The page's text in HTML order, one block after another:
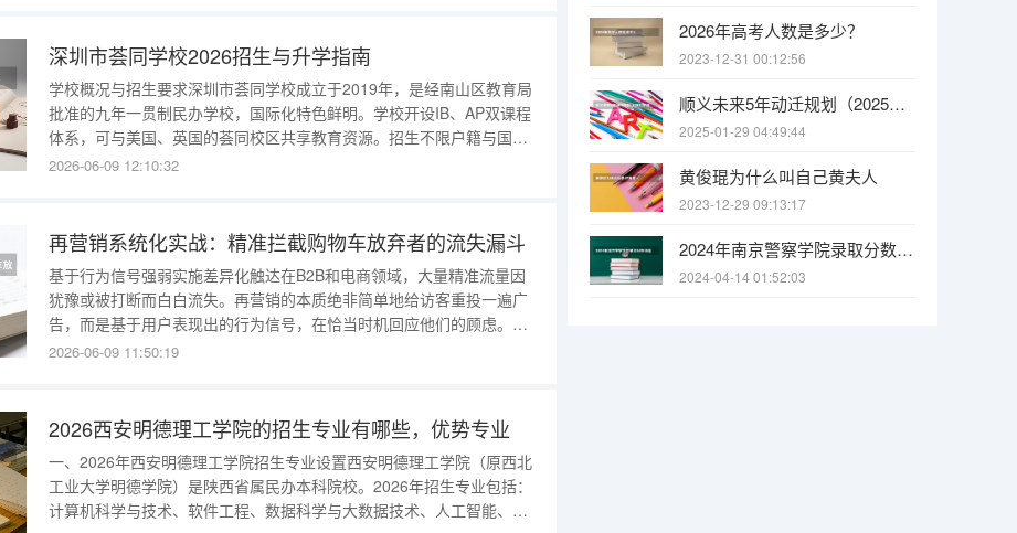
理、数据挖掘等
深圳市荟同学校2026招生与升学指南
学校概况与招生要求深圳市荟同学校成立于2019年，是经南山区教育局
批准的九年一贯制民办学校，国际化特色鲜明。学校开设IB、AP双课程
体系，可与美国、英国的荟同校区共享教育资源。招生不限户籍与国
籍，入学需参加英语（MAP测试）、数学考试及1对1面试，注重考察学
offer
2026-06-09 12:10:32
再营销系统化实战：精准拦截购物车放弃者的流失漏斗
基于行为信号强弱实施差异化触达在B2B和电商领域，大量精准流量因
犹豫或被打断而白白流失。再营销的本质绝非简单地给访客重投一遍广
告，而是基于用户表现出的行为信号，在恰当时机回应他们的顾虑。一
个停留8秒跳出首页的用户，与在定价页停留5分钟或将商品加入购物车
在，企业就需要建
2026-06-09 11:50:19
2026西安明德理工学院的招生专业有哪些，优势专业
一、2026年西安明德理工学院招生专业设置西安明德理工学院（原西北
工业大学明德学院）是陕西省属民办本科院校。2026年招生专业包括：
计算机科学与技术、软件工程、数据科学与大数据技术、人工智能、电
2026年高考人数是多少？
2023-12-31 00:12:56
顺义未来5年动迁规划（2025年顺义地区大集的具体时间安排是怎样的）
2025-01-29 04:49:44
黄俊琨为什么叫自己黄夫人
2023-12-29 09:13:17
2024年南京警察学院录取分数线是多少？
2024-04-14 01:52:03